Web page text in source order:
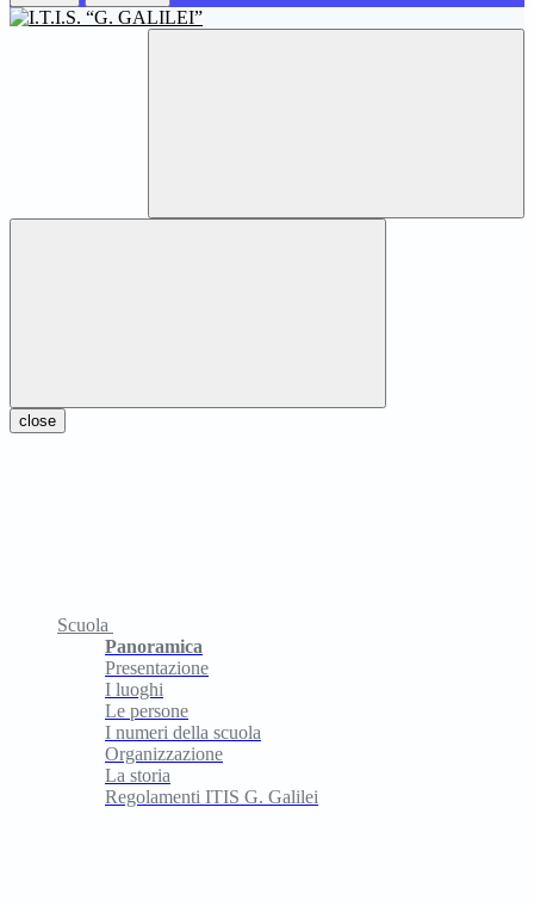
close
Scuola
Panoramica
Presentazione
I luoghi
Le persone
I numeri della scuola
Organizzazione
La storia
Regolamenti ITIS G. Galilei